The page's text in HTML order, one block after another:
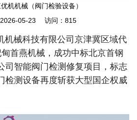
机机械（阀门检验设备）
2026-05-23 访问：815
械科技有限公司京津冀区域代
首燕机械，成功中标北京首钢
司智能阀门检测修复项目，标志
检测设备再度斩获大型国企权威